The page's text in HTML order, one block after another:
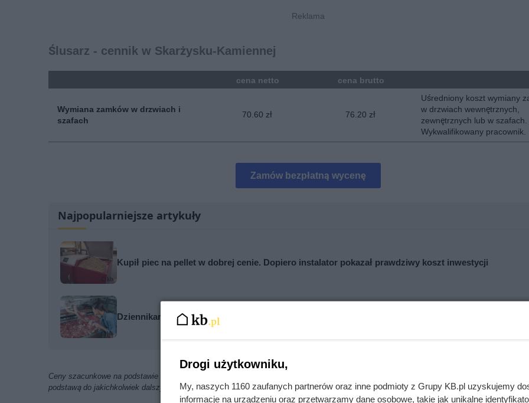
Ślusarz - cennik w Skarżysku-Kamiennej
cena netto cena brutto
Wymiana zamków w drzwiach i
szafach
70.60 zł 76.20 zł
Uśredniony koszt wymiany
w drzwiach wewnętrznych,
zewnętrznych lub w szafach.
Wykwalifikowany pracownik.
Zamów bezpłatną wycenę
Najpopularniejsze artykuły
Kupił piec na pellet w dobrej cenie. Dopiero instalator pokazał prawdziwy koszt inwestycji
Dziennikarze ujawnili pochodzenie mięsa z Dino. Klienci zaskoczeni
Ceny szacunkowe na podstawie ofert znalezionych w internecie. Nie stanowią oferty handlowej w rozumieniu kodeksu cywilnego i nie
podstawą do jakichkolwiek dalszych analiz i obliczeń
Drogi użytkowniku,
My, naszych 1160 zaufanych partnerów oraz inne podmioty z Grupy KB.pl uzyskujemy
informacje na urządzeniu oraz przetwarzamy dane osobowe, takie jak unikalne